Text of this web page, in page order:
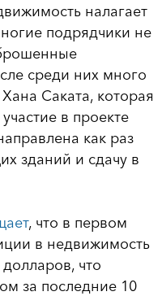
налагает
подрядчики не
среди них много
Саката, которая
в проекте
как раз
зданий и сдачу в
, что в первом
в недвижимость
что
за последние 10